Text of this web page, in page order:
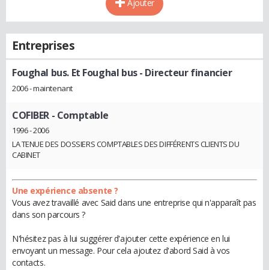
Ajouter
Entreprises
Foughal bus. Et Foughal bus- Directeur financier
2006 - maintenant
COFIBER - Comptable
1996 - 2006
LA TENUE DES DOSSIERS COMPTABLES DES DIFFÉRENTS CLIENTS DU
CABINET
Une expérience absente ?
Vous avez travaillé avec Said dans une entreprise qui n'apparaît pas
dans son parcours ?
N'hésitez pas à lui suggérer d'ajouter cette expérience en lui
envoyant un message. Pour cela ajoutez d'abord Said à vos
contacts.